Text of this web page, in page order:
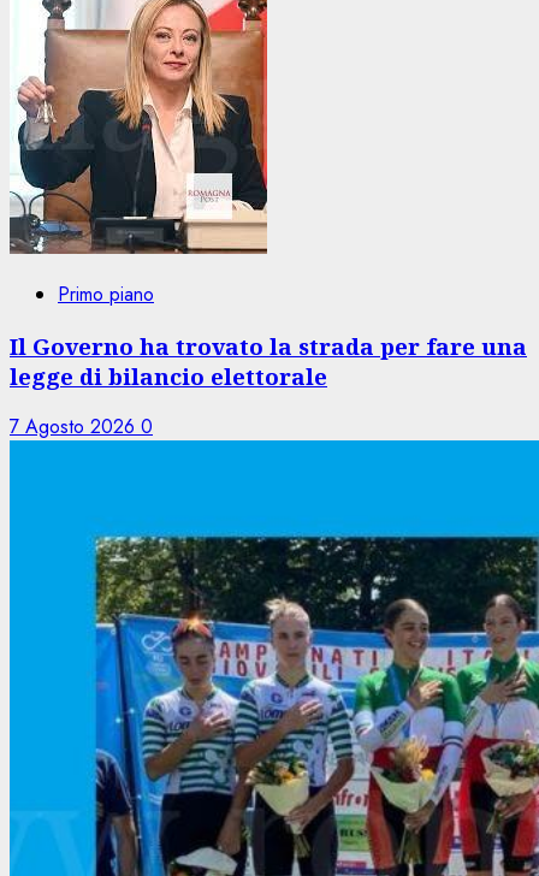
Primo piano
Il Governo ha trovato la strada per fare una
legge di bilancio elettorale
7 Agosto 2026 0